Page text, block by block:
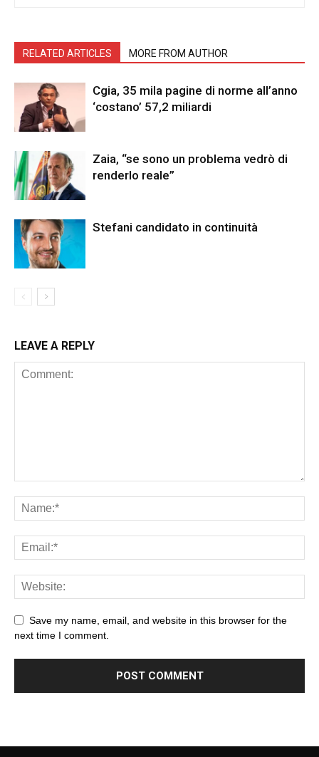
RELATED ARTICLES MORE FROM AUTHOR
Cgia, 35 mila pagine di norme all’anno
‘costano’ 57,2 miliardi
Zaia, “se sono un problema vedrò di
renderlo reale”
Stefani candidato in continuità
LEAVE A REPLY
Save my name, email, and website in this browser for the
next time I comment.